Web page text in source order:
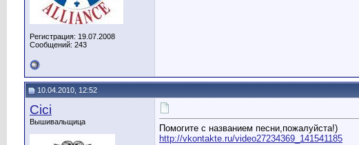
Регистрация: 19.07.2008
Сообщений: 243
10.04.2010, 12:52
Cici
Вышивальщица
Помогите с названием песни,пожалуйста!)
http://vkontakte.ru/video27234369_141541185